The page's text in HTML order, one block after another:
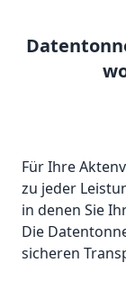
Für Ihre
zu jeder
in denen Sie
Die
sicheren